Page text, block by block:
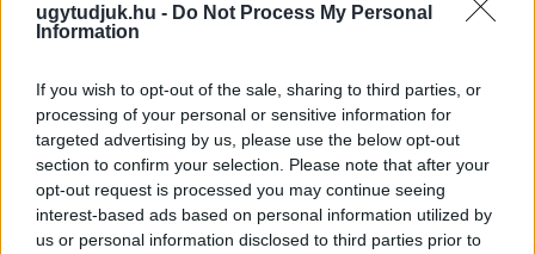
ugytudjuk.hu - Do Not Process My Personal
Information
If you wish to opt-out of the sale, sharing to third parties, or
processing of your personal or sensitive information for
targeted advertising by us, please use the below opt-out
section to confirm your selection. Please note that after your
opt-out request is processed you may continue seeing
interest-based ads based on personal information utilized by
us or personal information disclosed to third parties prior to
OLASZORSZÁGBAN A NYÁRI SZEZON
CSÚCSNAPJAIT ÉLIK A MOSTANI HÉTVÉGÉN
2022. augusztus. 13. 15:03
A meteorológiai előrejelzések szerint viszont heves viharok
várhatóak a térségben.
SZABADSÁGRA MEGY ORBÁN VIKTOR
2022. július. 30. 12:51
Hétfőtől nem dolgozik a miniszterelnök, Horvátországba
készülhet.